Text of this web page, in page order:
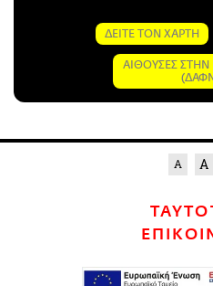
ΔΕΙΤΕ ΤΟΝ ΧΑΡΤΗ
ΑΙΘΟΥΣΕΣ ΣΤΗΝ